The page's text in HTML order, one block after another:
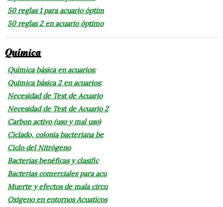
50 reglas 1 para acuario óptim
50 reglas 2 en acuario óptimo
Química
Química básica en acuarios:
Química básica 2 en acuarios:
Necesidad de Test de Acuario
Necesidad de Test de Acuario 2
Carbon activo (uso y mal uso)
Ciclado, colonia bacteriana be
Ciclo del Nitrógeno
Bacterias benéficas y clasific
Bacterias comerciales para acu
Muerte y efectos de mala circu
Oxígeno en entornos Acuaticos